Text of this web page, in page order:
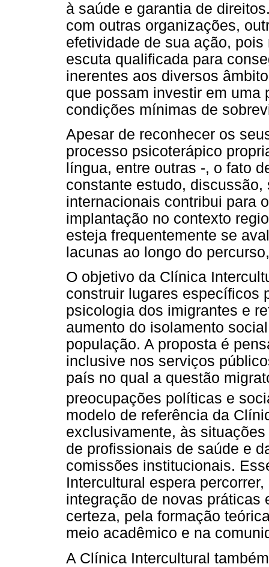
à saúde e garantia de
com outras organizações,
efetividade de sua ação,
escuta qualificada para
inerentes aos diversos
que possam investir em uma
condições mínimas de
Apesar de reconhecer os
processo psicoterápico
língua, entre outras -, o fato
constante estudo,
internacionais contribui para
implantação no contexto
esteja frequentemente se
lacunas ao longo do
O objetivo da Clínica
construir lugares específicos
psicologia dos imigrantes e
aumento do isolamento
população. A proposta é
inclusive nos serviços
país no qual a questão
preocupações políticas e
modelo de referência da
exclusivamente, às
de profissionais de saúde e
comissões institucionais.
Intercultural espera
integração de novas práticas
certeza, pela formação
meio acadêmico e na
A Clínica Intercultural